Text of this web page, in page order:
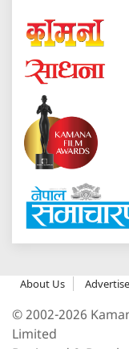
About Us Advertise
© 2002-2026
Limited